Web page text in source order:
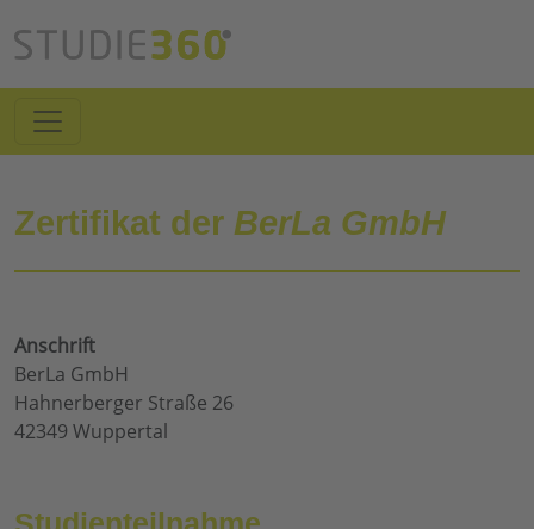
Zertifikat der BerLa GmbH
Anschrift
BerLa GmbH
Hahnerberger Straße 26
42349 Wuppertal